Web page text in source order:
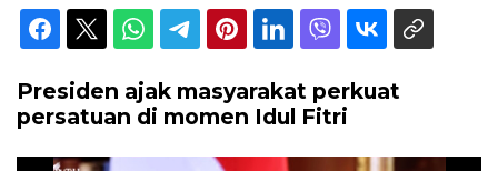
Presiden ajak masyarakat perkuat
persatuan di momen Idul Fitri